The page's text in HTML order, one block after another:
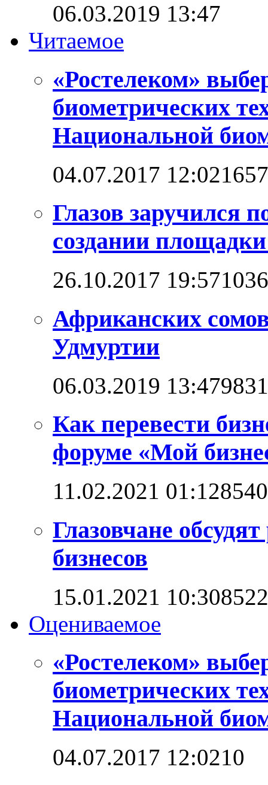
06.03.2019 13:47
Читаемое
«Ростелеком»
биометрических
Национальной
04.07.2017 12:02
Глазов заручился
создании
26.10.2017 19:57
Африканских
Удмуртии
06.03.2019 13:479831
Как перевести
форуме «Мой
11.02.2021 01:128540
Глазовчане
бизнесов
15.01.2021 10:308522
Оцениваемое
«Ростелеком»
биометрических
Национальной
04.07.2017 12:0210